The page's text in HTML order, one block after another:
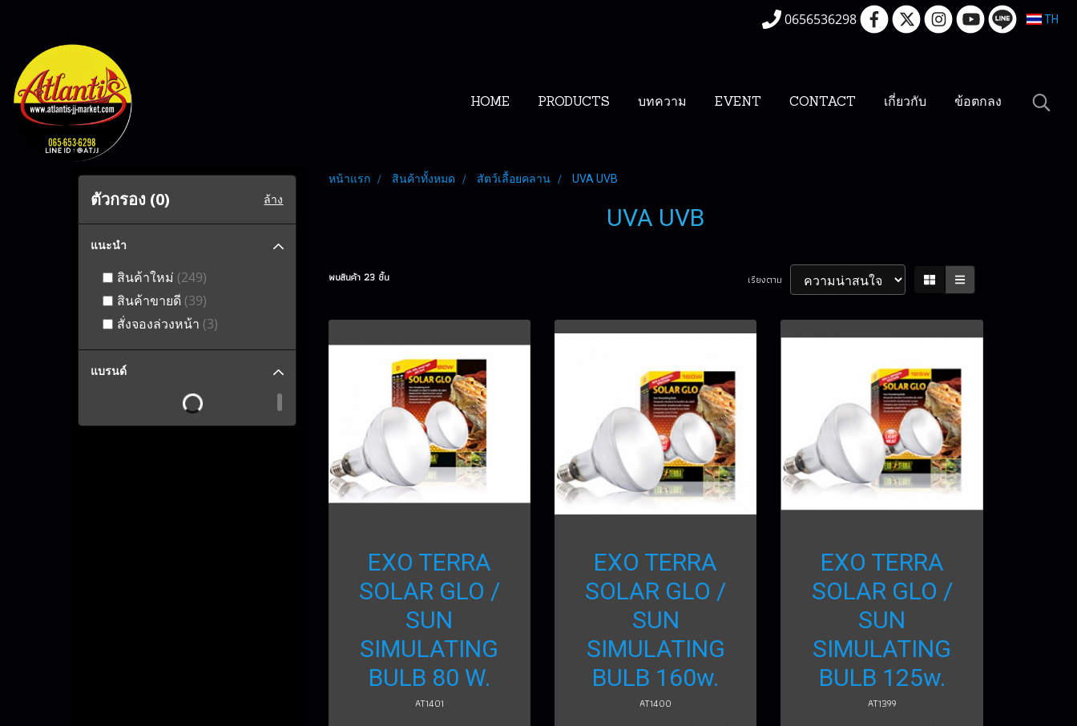
0656536298 TH
HOME PRODUCTS บทความ EVENT CONTACT เกี่ยวกับ ข้อตกลง
หน้าแรก สินค้าทั้งหมด สัตว์เลื้อยคลาน UVA UVB
UVA UVB
พบสินค้า 23 ชิ้น เรียงตาม
EXO TERRA
SOLAR GLO /
SUN
SIMULATING
BULB 80 W.
AT1401
EXO TERRA
SOLAR GLO /
SUN
SIMULATING
BULB 160w.
AT1400
EXO TERRA
SOLAR GLO /
SUN
SIMULATING
BULB 125w.
AT1399
ตัวกรอง (0) ล้าง
แนะนำ
สินค้าใหม่ (249)
สินค้าขายดี (39)
สั่งจองล่วงหน้า (3)
แบรนด์